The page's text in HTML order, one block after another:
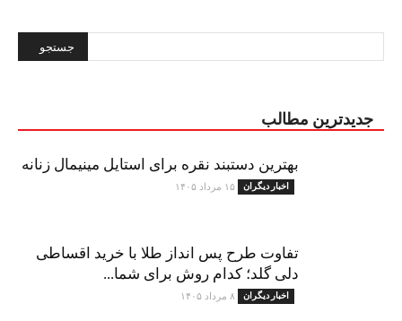
جدیدترین مطالب
بهترین دستبند نقره برای استایل مینیمال زنانه
اخبار دیگران ۱۵ مرداد ۱۴۰۵
تفاوت طرح پس انداز طلا با خرید اقساطی
دلی گلد؛ کدام روش برای شما...
اخبار دیگران ۸ مرداد ۱۴۰۵